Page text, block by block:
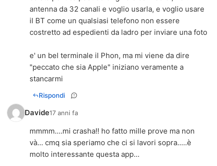
antenna da 32 canali e voglio usarla, e voglio usare
il BT come un qualsiasi telefono non essere
costretto ad espedienti da ladro per inviare una foto
e' un bel terminale il Phon, ma mi viene da dire
"peccato che sia Apple" iniziano veramente a
stancarmi
Rispondi
Davide17 anni fa
mmmm....mi crasha!! ho fatto mille prove ma non
và... cmq sia speriamo che ci si lavori sopra.....è
molto interessante questa app...